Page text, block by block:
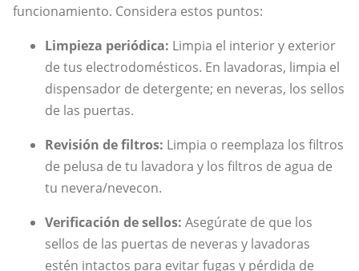
funcionamiento. Considera estos puntos:
Limpieza periódica: Limpia el interior y exterior
de tus electrodomésticos. En lavadoras, limpia el
dispensador de detergente; en neveras, los sellos
de las puertas.
Revisión de filtros: Limpia o reemplaza los filtros
de pelusa de tu lavadora y los filtros de agua de
tu nevera/nevecon.
Verificación de sellos: Asegúrate de que los
sellos de las puertas de neveras y lavadoras
estén intactos para evitar fugas y pérdida de